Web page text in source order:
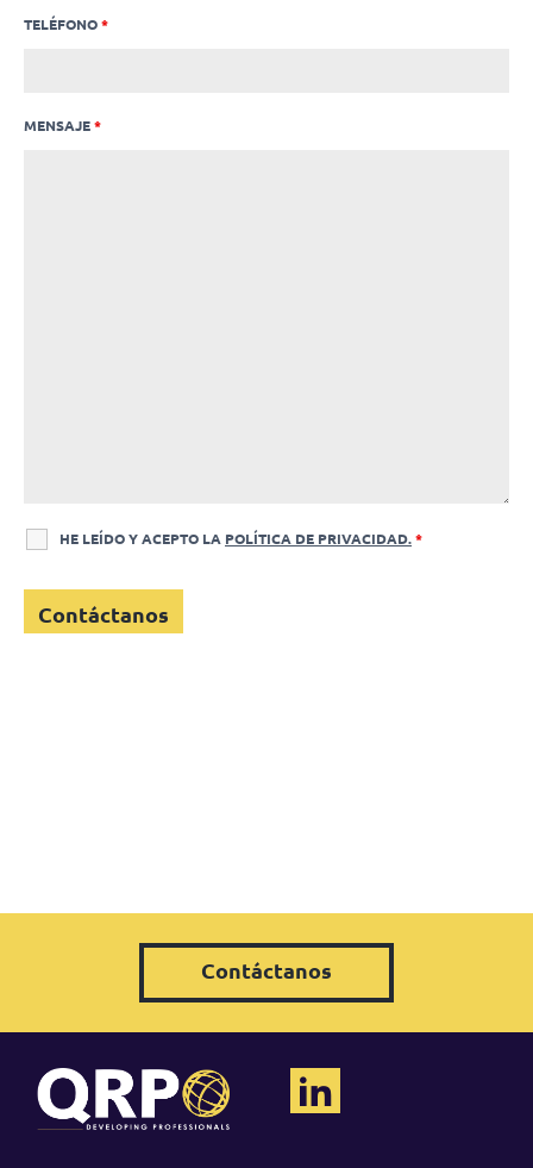
TELÉFONO*
MENSAJE*
HE LEÍDO Y ACEPTO LA POLÍTICA DE PRIVACIDAD.*
Contáctanos